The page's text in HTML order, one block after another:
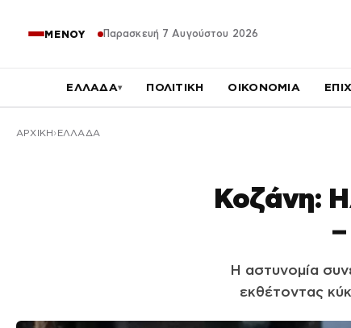
ΜΕΝΟΥ Παρασκευή 7 Αυγούστου 2026
ΕΛΛΑΔΑ▾ ΠΟΛΙΤΙΚΗ ΟΙΚΟΝΟΜΙΑ
ΑΡΧΙΚΉ ΕΛΛΑΔΑ
Κοζάνη:
Η αστυνομία
εκθέτοντας